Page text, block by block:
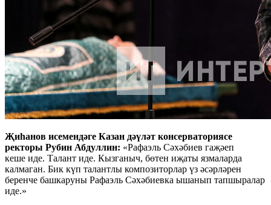
Җиһанов исемендәге Казан дәүләт консерваториясе
ректоры Рубин Абдуллин: «Рафаэль Сәхәбиев гаҗәеп
кеше иде. Талант иде. Кызганыч, бөтен иҗаты язмаларда
калмаган. Бик күп талантлы композиторлар үз әсәрләрен
беренче башкаруны Рафаэль Сәхәбиевка ышанып тапшыралар
иде.»